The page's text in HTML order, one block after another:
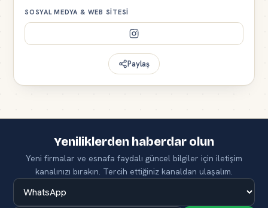
SOSYAL MEDYA & WEB SITESI
Paylaş
Yeniliklerden haberdar olun
Yeni firmalar ve esnafa faydalı güncel bilgiler için iletişim
kanalınızı bırakın. Tercih ettiğiniz kanaldan ulaşalım.